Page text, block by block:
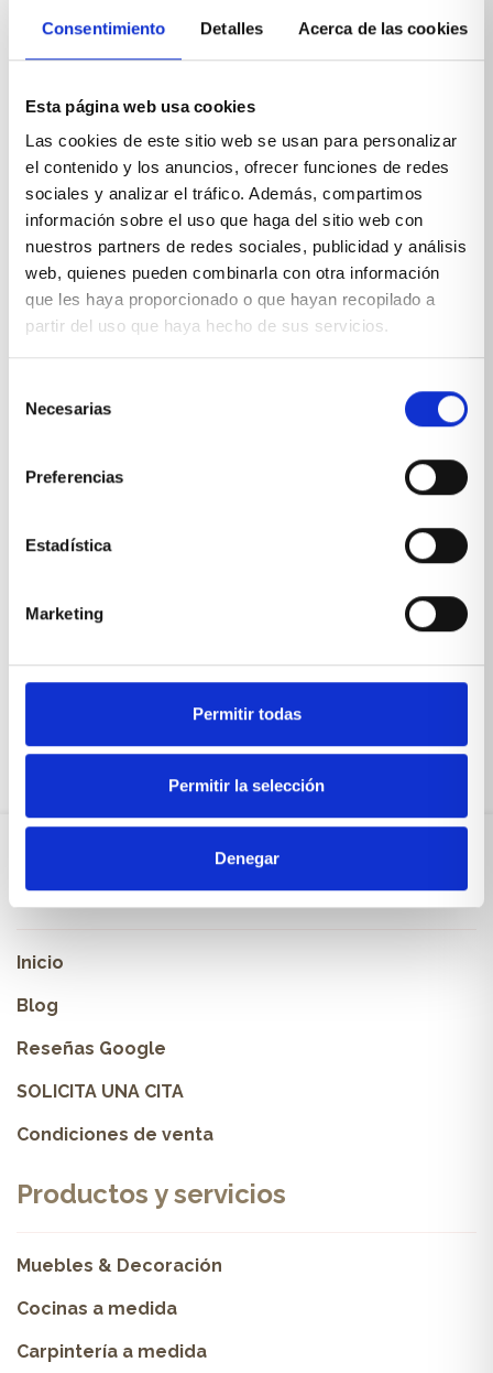
Consentimiento Detalles Acerca de las cookies
Esta página web usa cookies
Las cookies de este sitio web se usan para personalizar
el contenido y los anuncios, ofrecer funciones de redes
sociales y analizar el tráfico. Además, compartimos
información sobre el uso que haga del sitio web con
nuestros partners de redes sociales, publicidad y análisis
web, quienes pueden combinarla con otra información
que les haya proporcionado o que hayan recopilado a
partir del uso que haya hecho de sus servicios.
Necesarias
Preferencias
Estadística
Marketing
Permitir todas
Permitir la selección
Denegar
PRODUCTOS RELACIONADOS
Silla comedor nogal vértigo
VER PRODUCTO
Sobre Xíkara
Inicio
Blog
Reseñas Google
SOLICITA UNA CITA
Condiciones de venta
Productos y servicios
Muebles & Decoración
Cocinas a medida
Carpintería a medida